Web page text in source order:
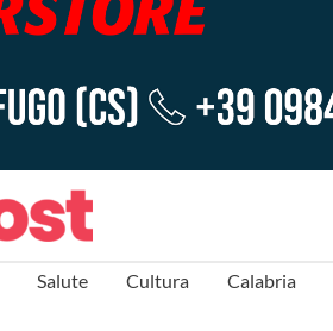
Salute Cultura Calabria